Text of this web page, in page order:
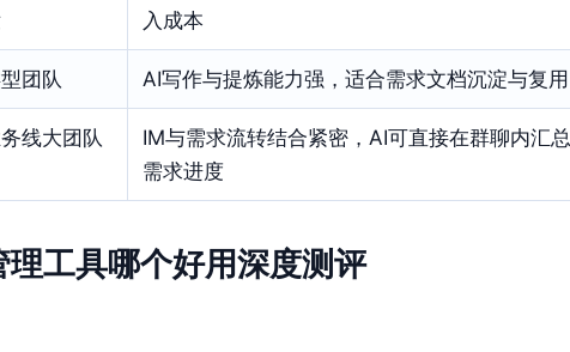
入成本
团队 AI写作与提炼能力强，适合需求文档沉淀与复用
线大团队
IM与需求流转结合紧密，AI可直接在群聊内汇总
需求进度
工具哪个好用深度测评